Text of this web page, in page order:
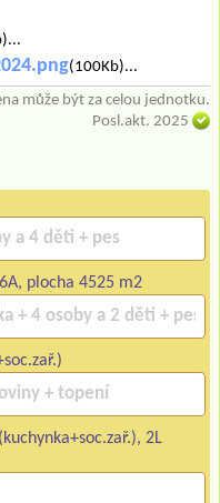
(100Kb)...
může být za celou jednotku.
Posl.akt. 2025
plocha 4525 m2
2L